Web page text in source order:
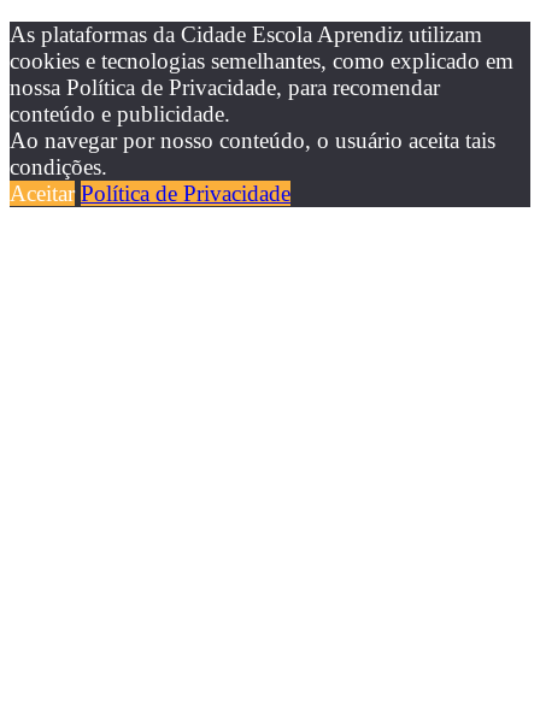
As plataformas da Cidade Escola Aprendiz utilizam
cookies e tecnologias semelhantes, como explicado em
nossa Política de Privacidade, para recomendar
conteúdo e publicidade.
Ao navegar por nosso conteúdo, o usuário aceita tais
condições.
Aceitar Política de Privacidade